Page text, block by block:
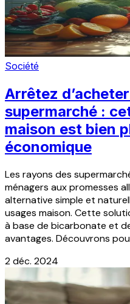
Société
Arrêtez
supermarché :
maison est bien
économique
Les rayons des
ménagers aux promesses
alternative simple et
usages maison. Cette
à base de bicarbonate et
avantages. Découvrons
2 déc. 2024